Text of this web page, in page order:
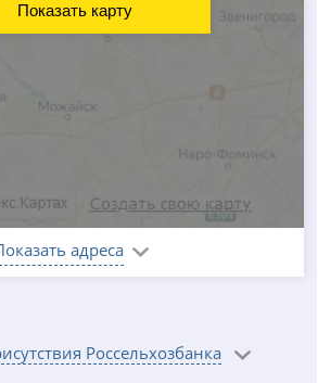
адреса
Показать карту
Россельхозбанка